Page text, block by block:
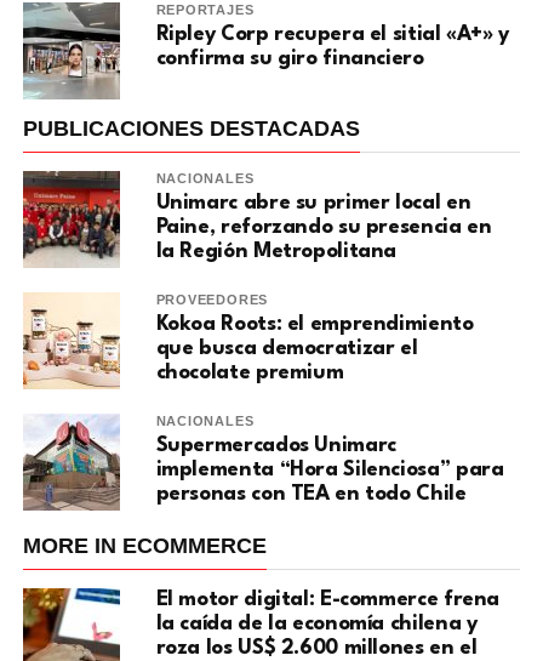
REPORTAJES
Ripley Corp recupera el sitial «A+» y
confirma su giro financiero
PUBLICACIONES DESTACADAS
NACIONALES
Unimarc abre su primer local en
Paine, reforzando su presencia en
la Región Metropolitana
PROVEEDORES
Kokoa Roots: el emprendimiento
que busca democratizar el
chocolate premium
NACIONALES
Supermercados Unimarc
implementa “Hora Silenciosa” para
personas con TEA en todo Chile
MORE IN ECOMMERCE
El motor digital: E-commerce frena
la caída de la economía chilena y
roza los US$ 2.600 millones en el